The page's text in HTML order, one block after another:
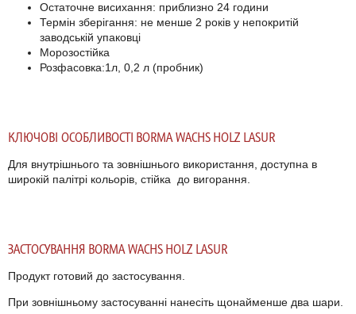
Остаточне висихання: приблизно 24 години
Термін зберігання: не менше 2 років у непокритій
заводській упаковці
Морозостійка
Розфасовка:1л, 0,2 л (пробник)
КЛЮЧОВІ ОСОБЛИВОСТІ BORMA WACHS HOLZ LASUR
Для внутрішнього та зовнішнього використання, доступна в
широкій палітрі кольорів, стійка до вигорання.
ЗАСТОСУВАННЯ BORMA WACHS HOLZ LASUR
Продукт готовий до застосування.
При зовнішньому застосуванні нанесіть щонайменше два шари.